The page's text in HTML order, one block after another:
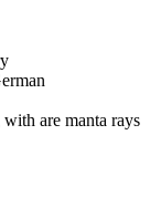
are manta rays